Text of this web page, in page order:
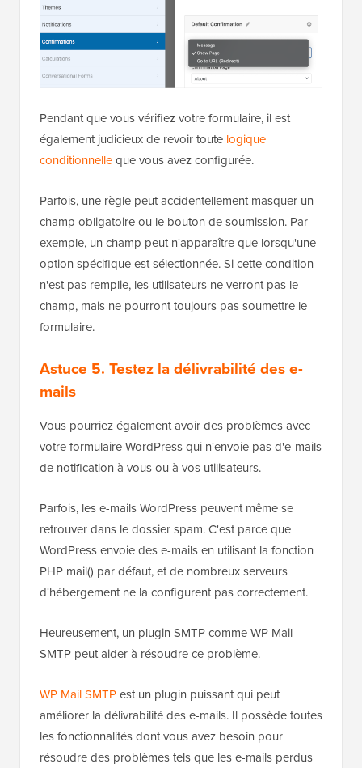
Pendant que vous vérifiez votre formulaire, il est
également judicieux de revoir toute logique
conditionnelleque vous avez configurée.
Parfois, une règle peut accidentellement masquer un
champ obligatoire ou le bouton de soumission. Par
exemple, un champ peut n'apparaître que lorsqu'une
option spécifique est sélectionnée. Si cette condition
n'est pas remplie, les utilisateurs ne verront pas le
champ, mais ne pourront toujours pas soumettre le
formulaire.
Astuce 5. Testez la délivrabilité des e-
mails
Vous pourriez également avoir des problèmes avec
votre formulaire WordPress qui n'envoie pas d'e-mails
de notification à vous ou à vos utilisateurs.
Parfois, les e-mails WordPress peuvent même se
retrouver dans le dossier spam. C'est parce que
WordPress envoie des e-mails en utilisant la fonction
PHP mail() par défaut, et de nombreux serveurs
d'hébergement ne la configurent pas correctement.
Heureusement, un plugin SMTP comme WP Mail
SMTP peut aider à résoudre ce problème.
WP Mail SMTPest un plugin puissant qui peut
améliorer la délivrabilité des e-mails. Il possède toutes
les fonctionnalités dont vous avez besoin pour
résoudre des problèmes tels que les e-mails perdus